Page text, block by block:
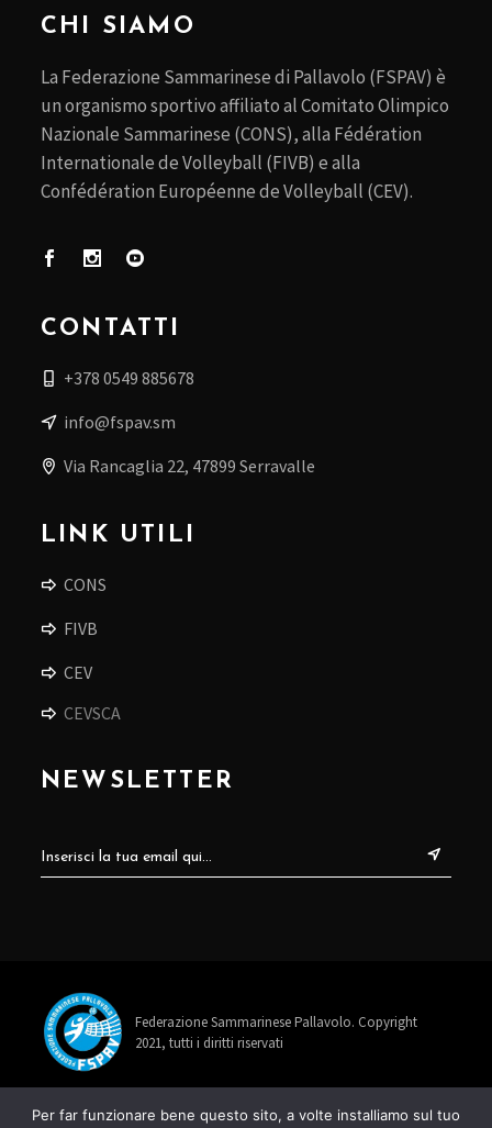
CHI SIAMO
La Federazione Sammarinese di Pallavolo (FSPAV) è
un organismo sportivo affiliato al Comitato Olimpico
Nazionale Sammarinese (CONS), alla Fédération
Internationale de Volleyball (FIVB) e alla
Confédération Européenne de Volleyball (CEV).
CONTATTI
+378 0549 885678
info@fspav.sm
Via Rancaglia 22, 47899 Serravalle
LINK UTILI
CONS
FIVB
CEV
CEVSCA
NEWSLETTER
Federazione Sammarinese Pallavolo. Copyright
2021, tutti i diritti riservati
Per far funzionare bene questo sito, a volte installiamo sul tuo